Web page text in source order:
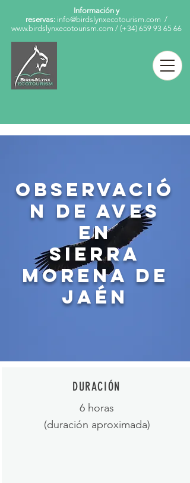
Información y
reservas: info@birdslynxecotourism.com /
www.birdslynxecotourism.com / (+34) 659 93 65 66
observació
n de aves
en
sierra
morena DE
JAÉN
DURACIÓN
6 horas
(duración aproximada)